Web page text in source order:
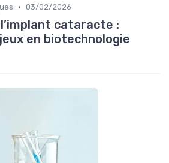
• 03/02/2026
cataracte :
en biotechnologie